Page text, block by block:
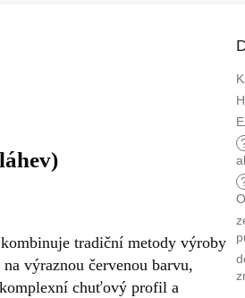
tradiční metody výroby
výraznou červenou barvu,
chuťový profil a